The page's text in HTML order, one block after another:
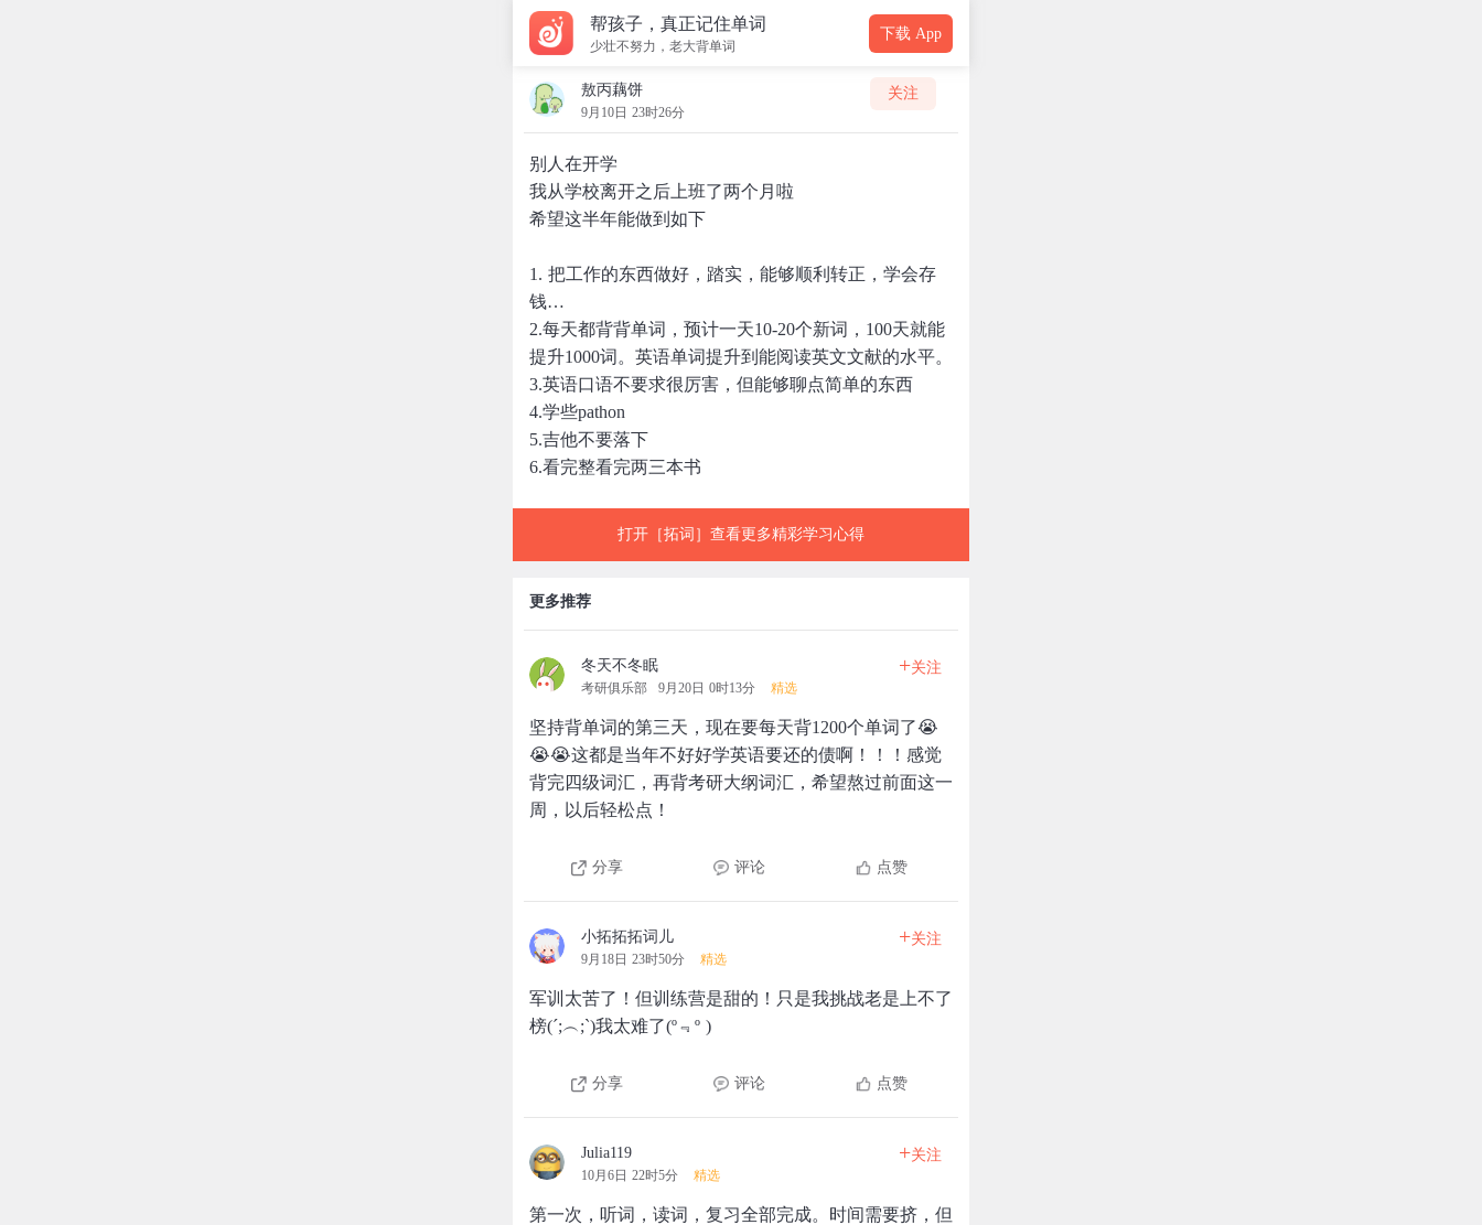
帮孩子，真正记住单词
少壮不努力，老大背单词
下载 App
敖丙藕饼
9月10日 23时26分
关注
别人在开学
我从学校离开之后上班了两个月啦
希望这半年能做到如下
1. 把工作的东西做好，踏实，能够顺利转正，学会存
钱…
2.每天都背背单词，预计一天10-20个新词，100天就能
提升1000词。英语单词提升到能阅读英文文献的水平。
3.英语口语不要求很厉害，但能够聊点简单的东西
4.学些pathon
5.吉他不要落下
6.看完整看完两三本书
打开［拓词］查看更多精彩学习心得
更多推荐
冬天不冬眠
考研俱乐部 9月20日 0时13分 精选
+关注
坚持背单词的第三天，现在要每天背1200个单词了😭
😭😭这都是当年不好好学英语要还的债啊！！！感觉
背完四级词汇，再背考研大纲词汇，希望熬过前面这一
周，以后轻松点！
分享 评论 点赞
小拓拓拓词儿
9月18日 23时50分 精选
+关注
军训太苦了！但训练营是甜的！只是我挑战老是上不了
榜(´;︵;`)我太难了(º﹃º )
分享 评论 点赞
Julia119
10月6日 22时5分 精选
+关注
第一次，听词，读词，复习全部完成。时间需要挤，但